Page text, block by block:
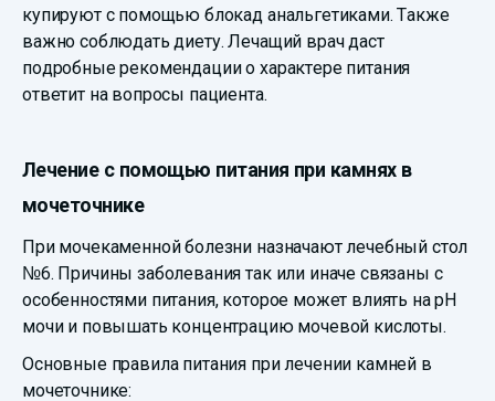
купируют с помощью блокад анальгетиками. Также
важно соблюдать диету. Лечащий врач даст
подробные рекомендации о характере питания
ответит на вопросы пациента.
Лечение с помощью питания при камнях в
мочеточнике
При мочекаменной болезни назначают лечебный стол
№6. Причины заболевания так или иначе связаны с
особенностями питания, которое может влиять на pH
мочи и повышать концентрацию мочевой кислоты.
Основные правила питания при лечении камней в
мочеточнике: